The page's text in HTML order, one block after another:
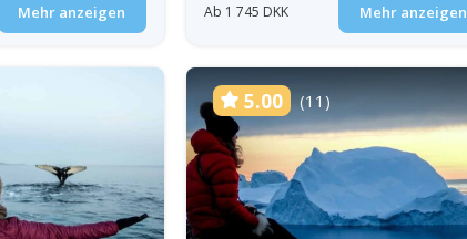
Mehr anzeigen Ab 1 745 DKK Mehr anzeigen
5.00 (11)